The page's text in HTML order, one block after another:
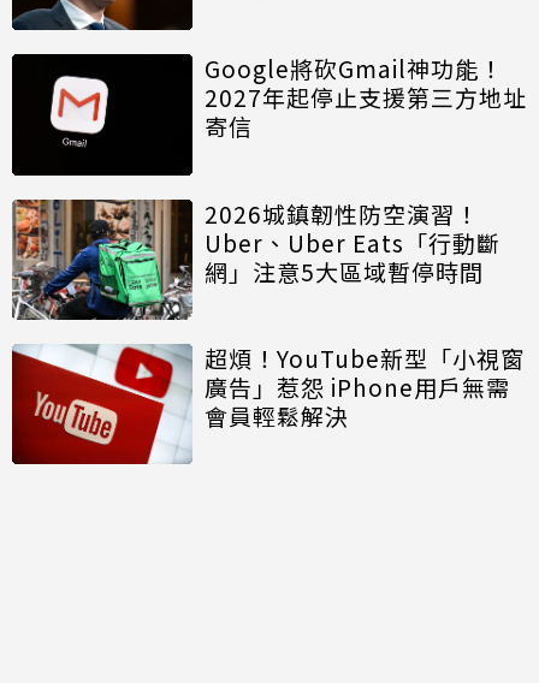
Google將砍Gmail神功能！
2027年起停止支援第三方地址
寄信
2026城鎮韌性防空演習！
Uber、Uber Eats「行動斷
網」注意5大區域暫停時間
超煩！YouTube新型「小視窗
廣告」惹怨 iPhone用戶無需
會員輕鬆解決